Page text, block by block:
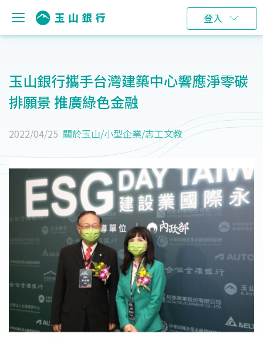
登入
玉山銀行攜手台灣建築中心響應淨零碳
排願景 推廣綠色金融
2022/04/25 關於玉山/小型企業/志工文教